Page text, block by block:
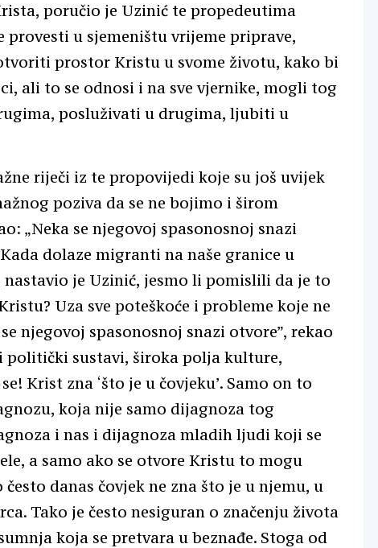
poručio je Uzinić te propedeutima
provesti u sjemeništu vrijeme priprave,
prostor Kristu u svome životu, kako bi
ali to se odnosi i na sve vjernike, mogli tog
posluživati u drugima, ljubiti u
riječi iz te propovijedi koje su još uvijek
poziva da se ne bojimo i širom
„Neka se njegovoj spasonosnoj snazi
dolaze migranti na naše granice u
je Uzinić, jesmo li pomislili da je to
Uza sve poteškoće i probleme koje ne
njegovoj spasonosnoj snazi otvore”, rekao
politički sustavi, široka polja kulture,
Krist zna ‘što je u čovjeku’. Samo on to
koja nije samo dijagnoza tog
i nas i dijagnoza mladih ljudi koji se
a samo ako se otvore Kristu to mogu
često danas čovjek ne zna što je u njemu, u
Tako je često nesiguran o značenju života
koja se pretvara u beznađe. Stoga od